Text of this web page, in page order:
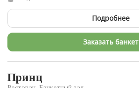
Подробнее
Заказать банкет
Принц